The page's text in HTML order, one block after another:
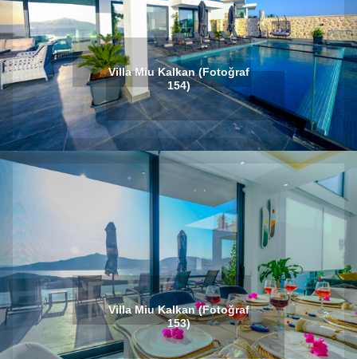
Villa Miu Kalkan (Fotoğraf
154)
Villa Miu Kalkan (Fotoğraf
153)